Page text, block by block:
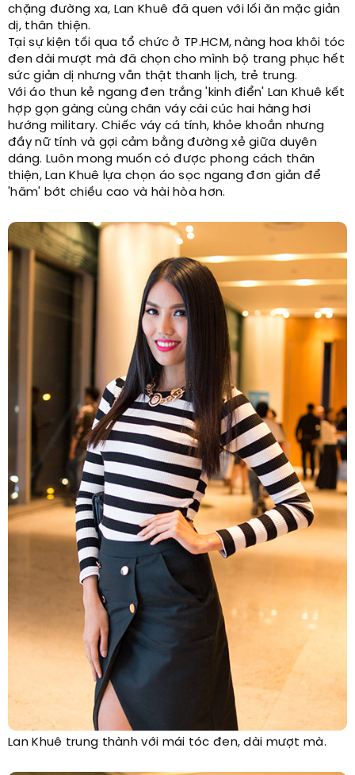
chặng đường xa, Lan Khuê đã quen với lối ăn mặc giản
dị, thân thiện.
Tại sự kiện tối qua tổ chức ở TP.HCM, nàng hoa khôi tóc
đen dài mượt mà đã chọn cho mình bộ trang phục hết
sức giản dị nhưng vẫn thật thanh lịch, trẻ trung.
Với áo thun kẻ ngang đen trắng 'kinh điển' Lan Khuê kết
hợp gọn gàng cùng chân váy cài cúc hai hàng hơi
hướng military. Chiếc váy cá tính, khỏe khoắn nhưng
đầy nữ tính và gợi cảm bằng đường xẻ giữa duyên
dáng. Luôn mong muốn có được phong cách thân
thiện, Lan Khuê lựa chọn áo sọc ngang đơn giản để
'hãm' bớt chiều cao và hài hòa hơn.
Lan Khuê trung thành với mái tóc đen, dài mượt mà.